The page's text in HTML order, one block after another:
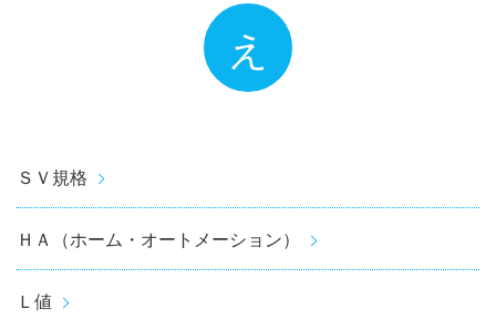
え
ＳＶ規格
ＨＡ（ホーム・オートメーション）
Ｌ値